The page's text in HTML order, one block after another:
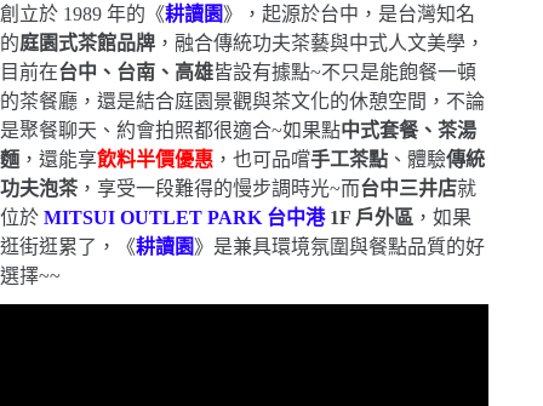
創立於 1989 年的《耕讀園》，起源於台中，是台灣知名
的庭園式茶館品牌 ，融合傳統功夫茶藝與中式人文美學，
目前在台中、台南、高雄皆設有據點~不只是能飽餐一頓
的茶餐廳，還是結合庭園景觀與茶文化的休憩空間，不論
是聚餐聊天、約會拍照都很適合~如果點中式套餐、茶湯
麵 ，還能享飲料半價優惠 ，也可品嚐手工茶點 、體驗傳統
功夫泡茶 ，享受一段難得的慢步調時光~而台中三井店就
位於 MITSUI OUTLET PARK 台中港 1F 戶外區 ，如果
逛街逛累了，《耕讀園》是兼具環境氛圍與餐點品質的好
選擇~~